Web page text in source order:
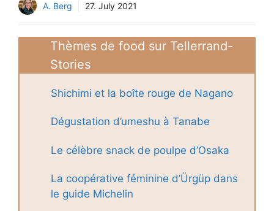
A. Berg 27. July 2021
Thèmes de food sur Tellerrand-
Stories
Shichimi et la boîte rouge de Nagano
Dégustation d’umeshu à Tanabe
Le célèbre snack de poulpe d’Osaka
La coopérative féminine d’Ürgüp dans
le guide Michelin